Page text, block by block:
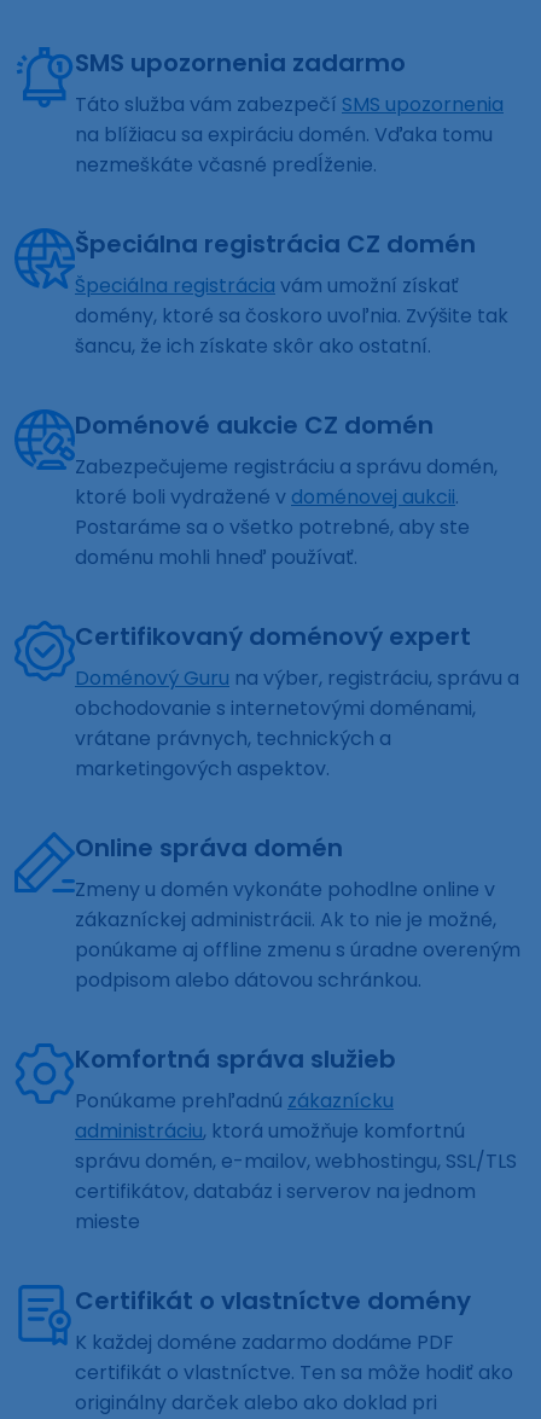
SMS upozornenia zadarmo
Táto služba vám zabezpečí SMS upozornenia
na blížiacu sa expiráciu domén. Vďaka tomu
nezmeškáte včasné predĺženie.
Špeciálna registrácia CZ domén
Špeciálna registrácia vám umožní získať
domény, ktoré sa čoskoro uvoľnia. Zvýšite tak
šancu, že ich získate skôr ako ostatní.
Doménové aukcie CZ domén
Zabezpečujeme registráciu a správu domén,
ktoré boli vydražené v doménovej aukcii.
Postaráme sa o všetko potrebné, aby ste
doménu mohli hneď používať.
Certifikovaný doménový expert
Doménový Guru na výber, registráciu, správu a
obchodovanie s internetovými doménami,
vrátane právnych, technických a
marketingových aspektov.
Online správa domén
Zmeny u domén vykonáte pohodlne online v
zákazníckej administrácii. Ak to nie je možné,
ponúkame aj offline zmenu s úradne overeným
podpisom alebo dátovou schránkou.
Komfortná správa služieb
Ponúkame prehľadnú zákaznícku
administráciu, ktorá umožňuje komfortnú
správu domén, e-mailov, webhostingu, SSL/TLS
certifikátov, databáz i serverov na jednom
mieste
Certifikát o vlastníctve domény
K každej doméne zadarmo dodáme PDF
certifikát o vlastníctve. Ten sa môže hodiť ako
originálny darček alebo ako doklad pri